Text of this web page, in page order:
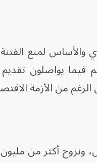
والأساس لمنع
فيما يواصلون
من الأزمة
أكثر من 3 آلاف شخص، ونزوح